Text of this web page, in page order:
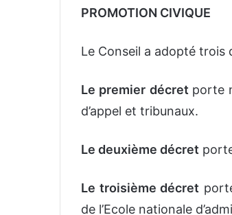
PROMOTION CIVIQUE
Le Conseil a adopté trois
Le premier décret porte
d’appel et tribunaux.
Le deuxième décret
Le troisième décret
de l’Ecole nationale